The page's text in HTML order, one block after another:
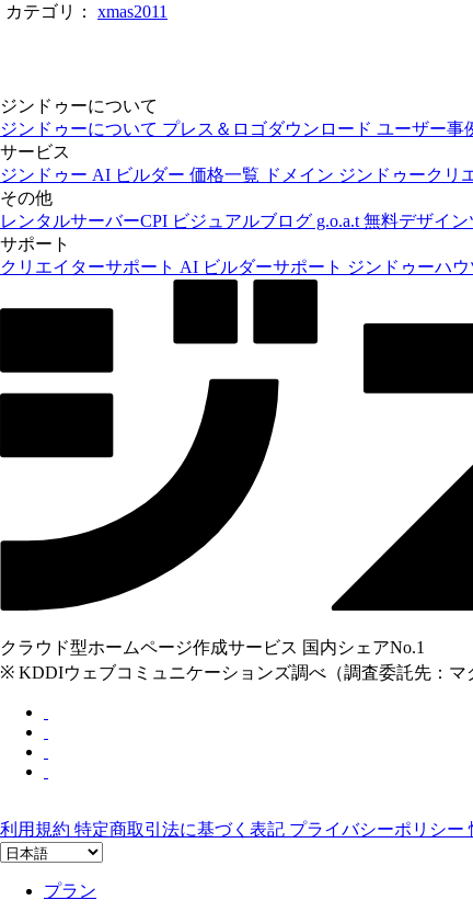
カテゴリ： xmas2011
ジンドゥーについて
ジンドゥーについて プレス＆ロゴダウンロード ユーザー事
サービス
ジンドゥー AI ビルダー 価格一覧 ドメイン ジンドゥークリ
その他
レンタルサーバーCPI ビジュアルブログ g.o.a.t 無料デザイン
サポート
クリエイターサポート AI ビルダーサポート ジンドゥーハウ
クラウド型ホームページ作成サービス 国内シェアNo.1
※ KDDIウェブコミュニケーションズ調べ（調査委託先：マ
利用規約 特定商取引法に基づく表記 プライバシーポリシー
プラン